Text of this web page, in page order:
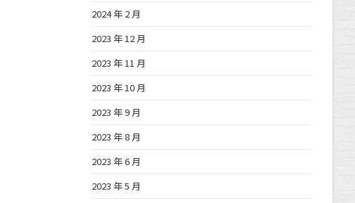
2024 年 2 月
2023 年 12 月
2023 年 11 月
2023 年 10 月
2023 年 9 月
2023 年 8 月
2023 年 6 月
2023 年 5 月